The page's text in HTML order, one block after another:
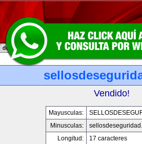
Vendido!
Mayusculas:
Minusculas:
Longitud:
17 caracteres